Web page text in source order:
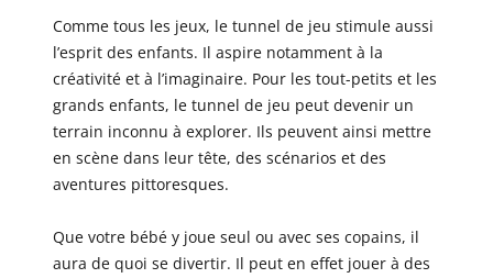
Comme tous les jeux, le tunnel de jeu stimule aussi
l’esprit des enfants. Il aspire notamment à la
créativité et à l’imaginaire. Pour les tout-petits et les
grands enfants, le tunnel de jeu peut devenir un
terrain inconnu à explorer. Ils peuvent ainsi mettre
en scène dans leur tête, des scénarios et des
aventures pittoresques.
Que votre bébé y joue seul ou avec ses copains, il
aura de quoi se divertir. Il peut en effet jouer à des